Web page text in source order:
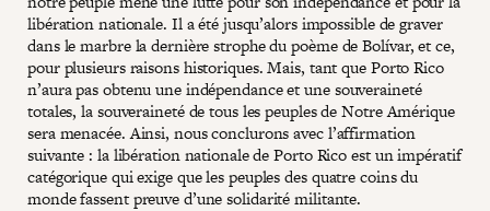
libération nationale. Il a été jusqu’alors impossible de graver
dans le marbre la dernière strophe du poème de Bolívar, et ce,
pour plusieurs raisons historiques. Mais, tant que Porto Rico
n’aura pas obtenu une indépendance et une souveraineté
totales, la souveraineté de tous les peuples de Notre Amérique
sera menacée. Ainsi, nous conclurons avec l’affirmation
suivante : la libération nationale de Porto Rico est un impératif
catégorique qui exige que les peuples des quatre coins du
monde fassent preuve d’une solidarité militante.